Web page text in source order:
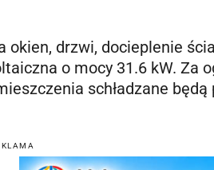
drzwi, docieplenie
o mocy 31.6 kW. Za
schładzane